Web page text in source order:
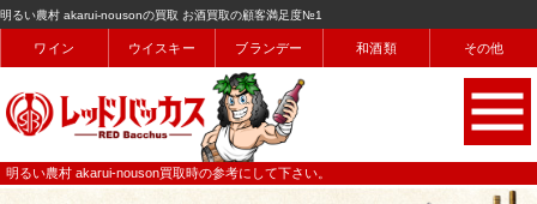
明るい農村 akarui-nousonの買取 お酒買取の顧客満足度№1
ワイン ウイスキー ブランデー 和酒類 その他
明るい農村 akarui-nouson買取時の参考にして下さい。